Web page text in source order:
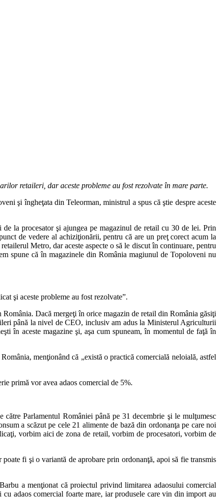
retaileri, dar aceste probleme au fost rezolvate în mare parte.
şi îngheţata din Teleorman, ministrul a spus că ştie despre aceste
la procesator şi ajungea pe magazinul de retail cu 30 de lei. Prin
de vedere al achiziţionării, pentru că are un preţ corect acum la
Metro, dar aceste aspecte o să le discut în continuare, pentru
spune că în magazinele din România magiunul de Topoloveni nu
şi aceste probleme au fost rezolvate”.
Dacă mergeţi în orice magazin de retail din România găsiţi
până la nivel de CEO, inclusiv am adus la Ministerul Agriculturii
în aceste magazine şi, aşa cum spuneam, în momentul de faţă în
menţionând că „există o practică comercială neloială, astfel
primă vor avea adaos comercial de 5%.
Parlamentul României până pe 31 decembrie şi le mulţumesc
a scăzut pe cele 21 alimente de bază din ordonanţa pe care noi
vorbim aici de zona de retail, vorbim de procesatori, vorbim de
fi şi o variantă de aprobare prin ordonanţă, apoi să fie transmis
a menţionat că proiectul privind limitarea adaosului comercial
adaos comercial foarte mare, iar produsele care vin din import au